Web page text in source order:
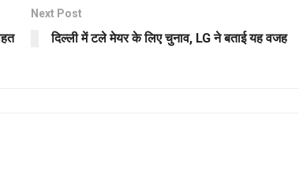
Next Post
दिल्ली में टले मेयर के लिए चुनाव, LG ने बताई यह वजह